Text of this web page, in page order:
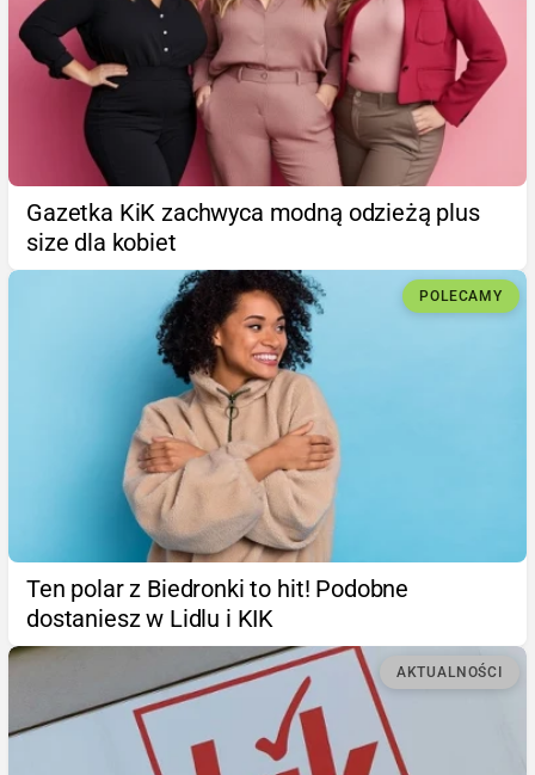
Gazetka KiK zachwyca modną odzieżą plus
size dla kobiet
POLECAMY
Ten polar z Biedronki to hit! Podobne
dostaniesz w Lidlu i KIK
AKTUALNOŚCI